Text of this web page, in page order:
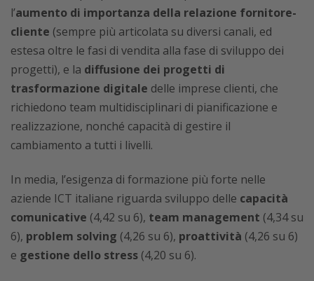
l’aumento di importanza della relazione fornitore-
cliente (sempre più articolata su diversi canali, ed
estesa oltre le fasi di vendita alla fase di sviluppo dei
progetti), e la diffusione dei progetti di
trasformazione digitale delle imprese clienti, che
richiedono team multidisciplinari di pianificazione e
realizzazione, nonché capacità di gestire il
cambiamento a tutti i livelli.
In media, l’esigenza di formazione più forte nelle
aziende ICT italiane riguarda sviluppo delle capacità
comunicative (4,42 su 6), team management (4,34 su
6), problem solving (4,26 su 6), proattività (4,26 su 6)
e gestione dello stress (4,20 su 6).